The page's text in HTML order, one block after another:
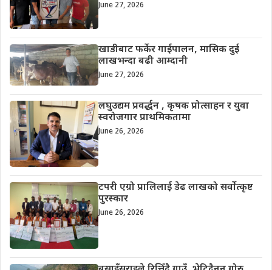
June 27, 2026
खाडीबाट फर्केर गाईपालन, मासिक दुई
लाखभन्दा बढी आम्दानी
June 27, 2026
लघुउद्यम प्रवर्द्धन , कृषक प्रोत्साहन र युवा
स्वरोजगार प्राथमिकतामा
June 26, 2026
टपरी एग्रो प्रालिलाई डेढ लाखको सर्वोत्कृष्ट
पुरस्कार
June 26, 2026